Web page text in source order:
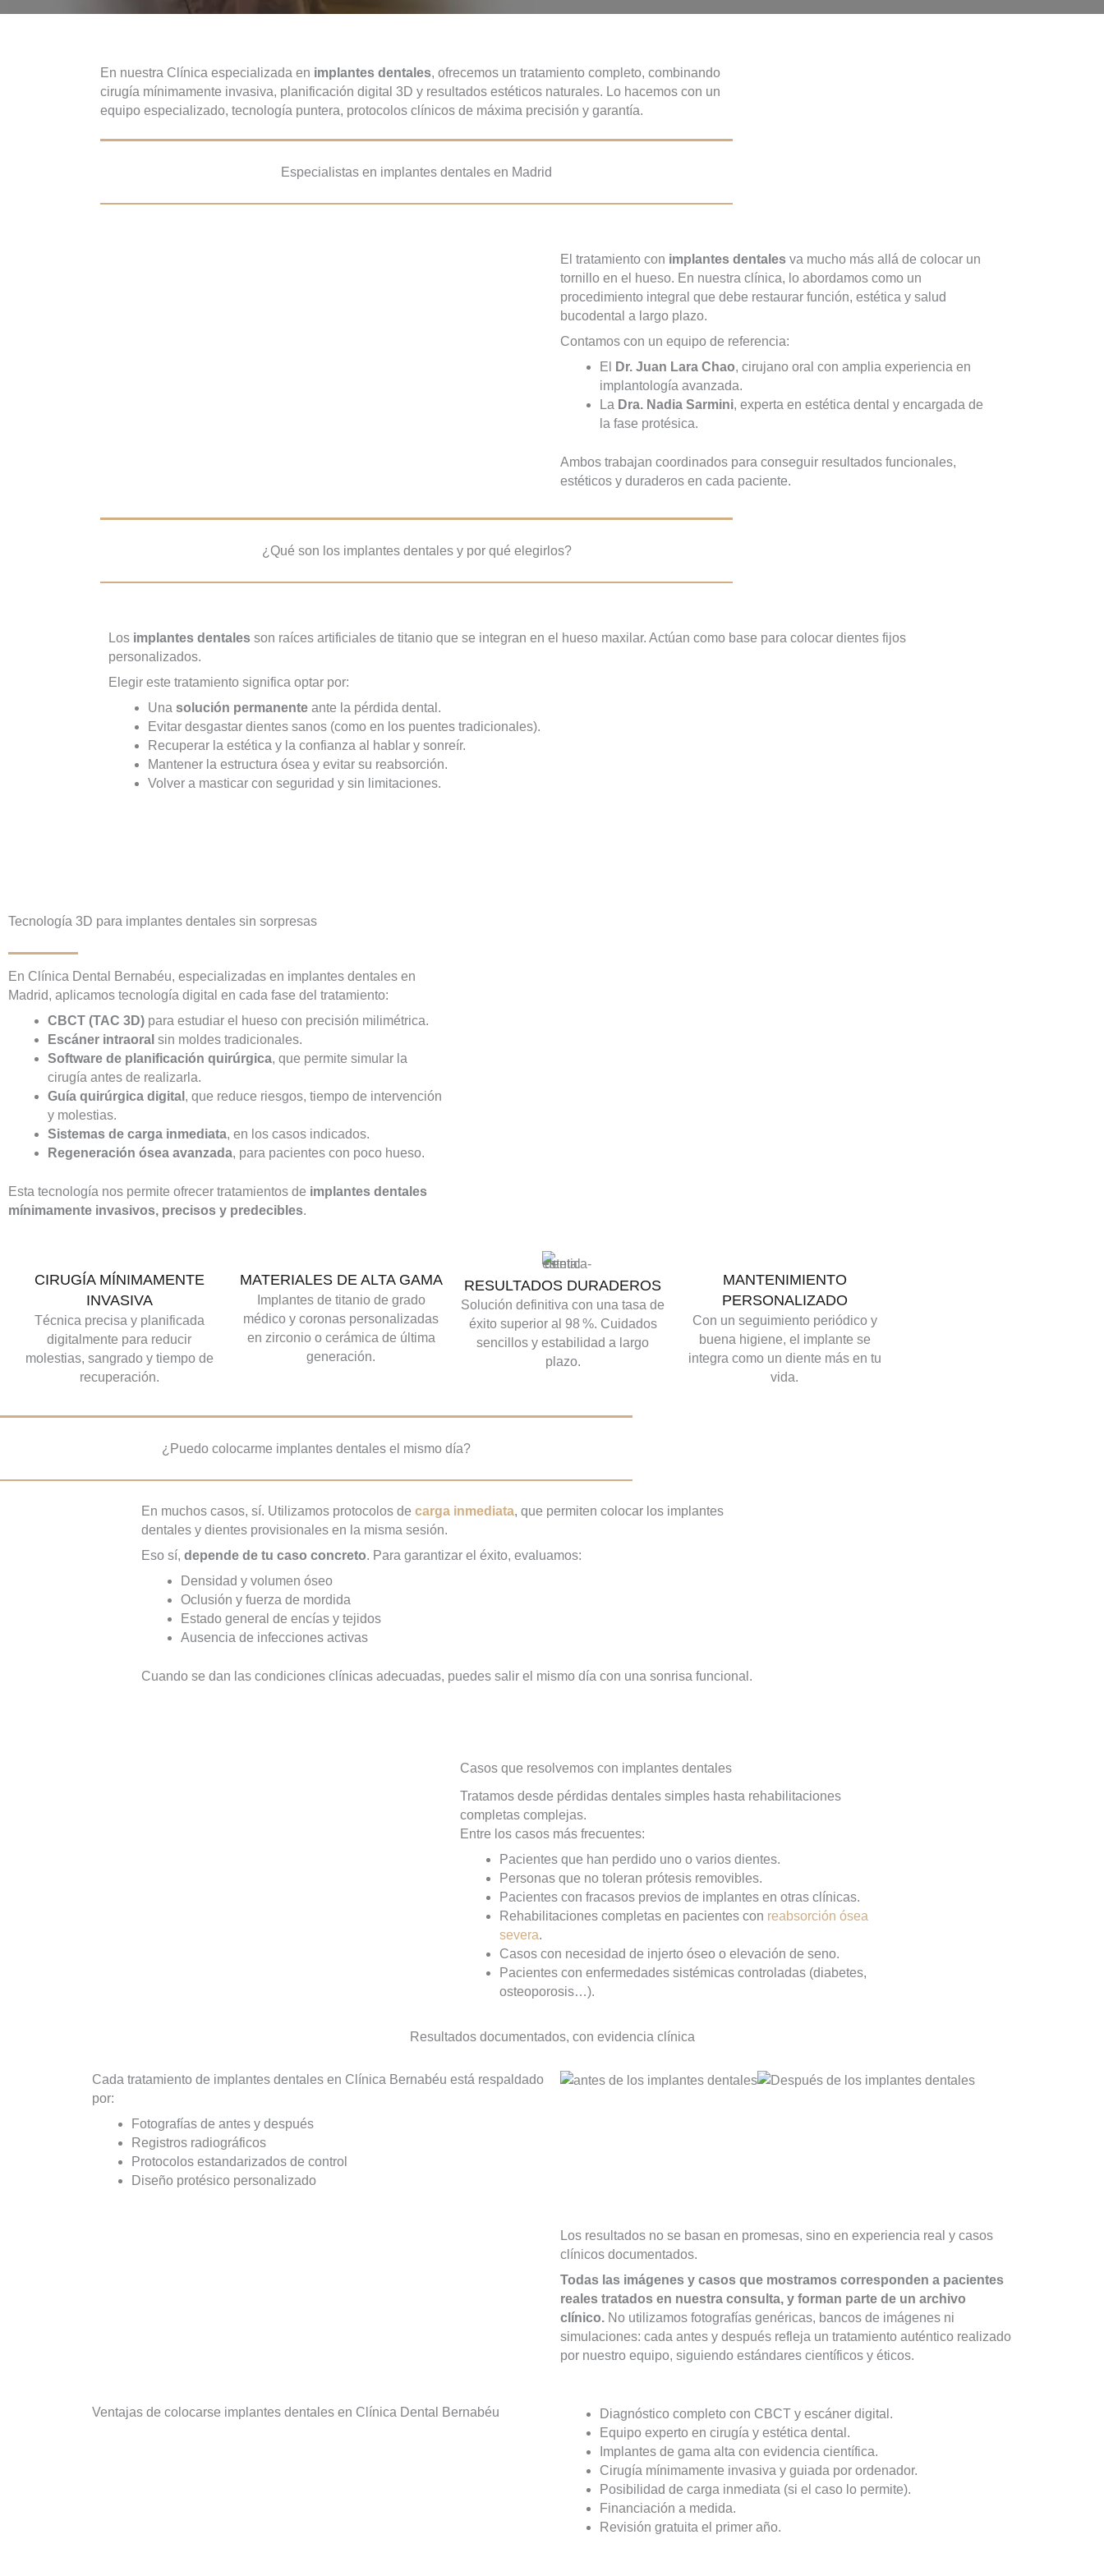
En nuestra Clínica especializada en implantes dentales, ofrecemos un tratamiento completo, combinando
cirugía mínimamente invasiva, planificación digital 3D y resultados estéticos naturales. Lo hacemos con un
equipo especializado, tecnología puntera, protocolos clínicos de máxima precisión y garantía.
Especialistas en implantes dentales en Madrid
El tratamiento con implantes dentales va mucho más allá de colocar un
tornillo en el hueso. En nuestra clínica, lo abordamos como un
procedimiento integral que debe restaurar función, estética y salud
bucodental a largo plazo.
Contamos con un equipo de referencia:
El
Dr. Juan Lara Chao, cirujano oral con amplia experiencia en
implantología avanzada.
La Dra. Nadia Sarmini, experta en estética dental y encargada de
la fase protésica.
Ambos trabajan coordinados para conseguir resultados funcionales,
estéticos y duraderos en cada paciente.
¿Qué son los implantes dentales y por qué elegirlos?
Los implantes dentales son raíces artificiales de titanio que se integran en el hueso maxilar. Actúan como base para colocar dientes fijos
personalizados.
Elegir este tratamiento significa optar por:
Una solución permanente ante la pérdida dental.
Evitar desgastar dientes sanos (como en los puentes tradicionales).
Recuperar la estética y la confianza al hablar y sonreír.
Mantener la estructura ósea y evitar su reabsorción.
Volver a masticar con seguridad y sin limitaciones.
Tecnología 3D para implantes dentales sin sorpresas
En Clínica Dental Bernabéu, especializadas en implantes dentales en
Madrid, aplicamos tecnología digital en cada fase del tratamiento:
CBCT (TAC 3D) para estudiar el hueso con precisión milimétrica.
Escáner intraoral sin moldes tradicionales.
Software de planificación quirúrgica, que permite simular la
cirugía antes de realizarla.
Guía quirúrgica digital , que reduce riesgos, tiempo de intervención
y molestias.
Sistemas de carga inmediata, en los casos indicados.
Regeneración ósea avanzada, para pacientes con poco hueso.
Esta tecnología nos permite ofrecer tratamientos de implantes dentales
mínimamente invasivos, precisos y predecibles.
CIRUGÍA MÍNIMAMENTE
INVASIVA
Técnica precisa y planificada
digitalmente para reducir
molestias, sangrado y tiempo de
recuperación.
MATERIALES DE ALTA GAMA
Implantes de titanio de grado
médico y coronas personalizadas
en zirconio o cerámica de última
generación.
RESULTADOS DURADEROS
Solución definitiva con una tasa de
éxito superior al 98 %. Cuidados
sencillos y estabilidad a largo
plazo.
MANTENIMIENTO
PERSONALIZADO
Con un seguimiento periódico y
buena higiene, el implante se
integra como un diente más en tu
vida.
¿Puedo colocarme implantes dentales el mismo día?
En muchos casos, sí. Utilizamos protocolos de carga inmediata, que permiten colocar los implantes
dentales y dientes provisionales en la misma sesión.
Eso sí, depende de tu caso concreto. Para garantizar el éxito, evaluamos:
Densidad y volumen óseo
Oclusión y fuerza de mordida
Estado general de encías y tejidos
Ausencia de infecciones activas
Cuando se dan las condiciones clínicas adecuadas, puedes salir el mismo día con una sonrisa funcional.
Casos que resolvemos con implantes dentales
Tratamos desde pérdidas dentales simples hasta rehabilitaciones
completas complejas.
Entre los casos más frecuentes:
Pacientes que han perdido uno o varios dientes.
Personas que no toleran prótesis removibles.
Pacientes con fracasos previos de implantes en otras clínicas.
Rehabilitaciones completas en pacientes con reabsorción ósea
severa.
Casos con necesidad de injerto óseo o elevación de seno.
Pacientes con enfermedades sistémicas controladas (diabetes,
osteoporosis…).
Resultados documentados, con evidencia clínica
Cada tratamiento de implantes dentales en Clínica Bernabéu está respaldado
por:
Fotografías de antes y después
Registros radiográficos
Protocolos estandarizados de control
Diseño protésico personalizado
Los resultados no se basan en promesas, sino en experiencia real y casos
clínicos documentados.
Todas las imágenes y casos que mostramos corresponden a pacientes
reales tratados en nuestra consulta, y forman parte de un archivo
clínico. No utilizamos fotografías genéricas, bancos de imágenes ni
simulaciones: cada antes y después refleja un tratamiento auténtico realizado
por nuestro equipo, siguiendo estándares científicos y éticos.
Ventajas de colocarse implantes dentales en Clínica Dental Bernabéu
Diagnóstico completo con CBCT y escáner digital.
Equipo experto en cirugía y estética dental.
Implantes de gama alta con evidencia científica.
Cirugía mínimamente invasiva y guiada por ordenador.
Posibilidad de carga inmediata (si el caso lo permite).
Financiación a medida.
Revisión gratuita el primer año.